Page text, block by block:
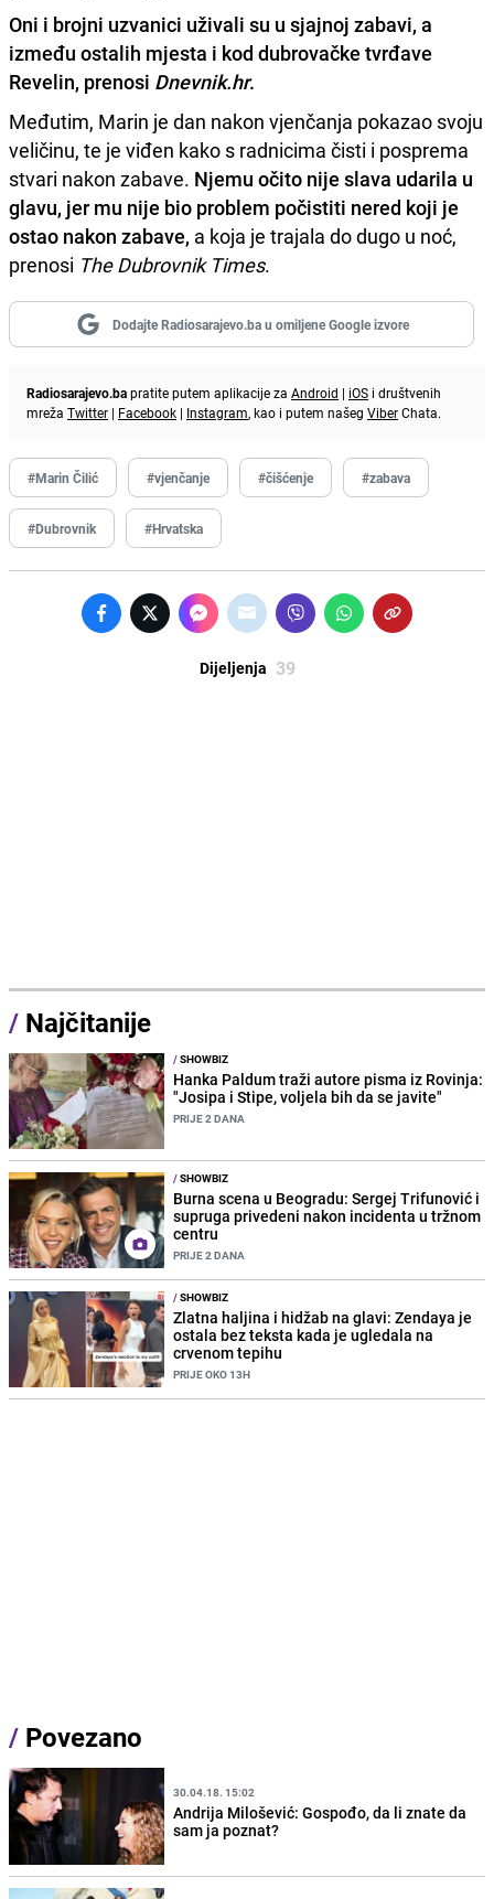
Oni i brojni uzvanici uživali su u sjajnoj zabavi, a
između ostalih mjesta i kod dubrovačke tvrđave
Revelin, prenosi Dnevnik.hr.
Međutim, Marin je dan nakon vjenčanja pokazao svoju
veličinu, te je viđen kako s radnicima čisti i posprema
stvari nakon zabave. Njemu očito nije slava udarila u
glavu, jer mu nije bio problem počistiti nered koji je
ostao nakon zabave, a koja je trajala do dugo u noć,
prenosi The Dubrovnik Times.
Dodajte Radiosarajevo.ba u omiljene Google izvore
Radiosarajevo.bapratite putem aplikacije za Android | iOS i društvenih
mreža Twitter | Facebook | Instagram, kao i putem našeg ViberChata.
#Marin Čilić #vjenčanje #čišćenje #zabava
#Dubrovnik #Hrvatska
Dijeljenja 39
/ Najčitanije
/SHOWBIZ
Hanka Paldum traži autore pisma iz Rovinja:
"Josipa i Stipe, voljela bih da se javite"
PRIJE 2 DANA
/SHOWBIZ
Burna scena u Beogradu: Sergej Trifunović i
supruga privedeni nakon incidenta u tržnom
centru
PRIJE 2 DANA
/SHOWBIZ
Zlatna haljina i hidžab na glavi: Zendaya je
ostala bez teksta kada je ugledala na
crvenom tepihu
PRIJE OKO 13H
/ Povezano
30.04.18. 15:02
Andrija Milošević: Gospođo, da li znate da
sam ja poznat?